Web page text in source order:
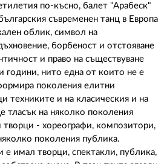
по-късно, балет "Арабеск"
съвременен танц в Европа
облик, символ на
борбеност и отстояване
и право на съществуване
години, нито една от които не е
поколения елитни
техниките и на класическия и на
тласък на няколко поколения
творци - хореографи, композитори,
поколения публика.
е имал творци, спектакли, публика,